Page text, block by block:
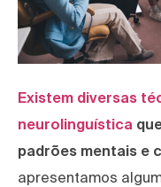
Existem diversas
neurolinguística
padrões mentais e
apresentamos